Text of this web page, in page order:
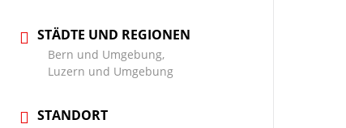
STÄDTE UND REGIONEN
Bern und Umgebung,
Luzern und Umgebung
STANDORT